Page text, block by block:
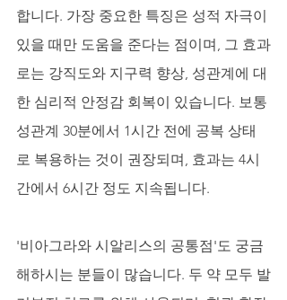
합니다. 가장 중요한 특징은 성적 자극이
있을 때만 도움을 준다는 점이며, 그 효과
로는 강직도와 지구력 향상, 성관계에 대
한 심리적 안정감 회복이 있습니다. 보통
성관계 30분에서 1시간 전에 공복 상태
로 복용하는 것이 권장되며, 효과는 4시
간에서 6시간 정도 지속됩니다.
'비아그라와 시알리스의 공통점'도 궁금
해하시는 분들이 많습니다. 두 약 모두 발